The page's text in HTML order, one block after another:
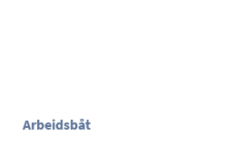
Arbeidsbåt